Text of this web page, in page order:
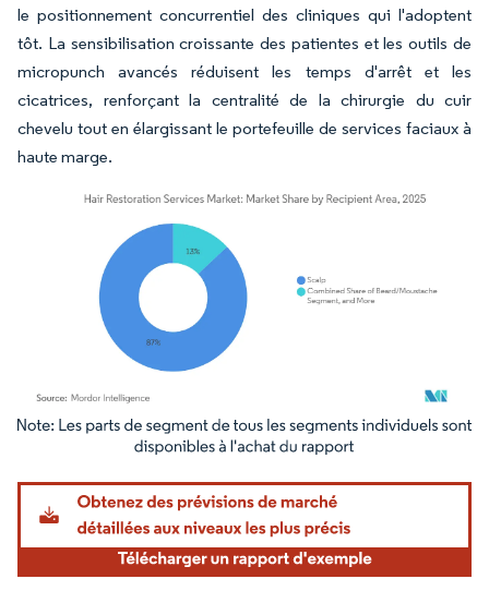
le positionnement concurrentiel des cliniques qui l'adoptent
tôt. La sensibilisation croissante des patientes et les outils de
micropunch avancés réduisent les temps d'arrêt et les
cicatrices, renforçant la centralité de la chirurgie du cuir
chevelu tout en élargissant le portefeuille de services faciaux à
haute marge.
Image © Mordor Intelligence. La réutilisation nécessite une attribution sous CC BY